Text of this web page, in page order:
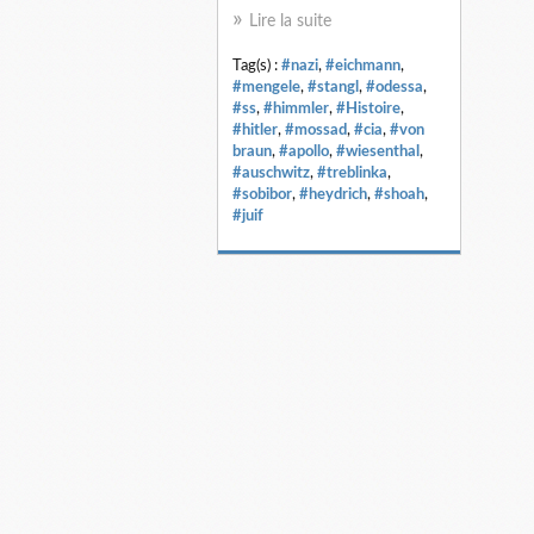
Lire la suite
Tag(s) : #nazi, #eichmann,
#mengele, #stangl , #odessa,
#ss, #himmler, #Histoire,
#hitler, #mossad, #cia, #von
braun, #apollo, #wiesenthal ,
#auschwitz, #treblinka,
#sobibor, #heydrich, #shoah,
#juif